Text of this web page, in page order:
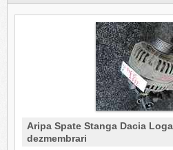
Aripa Spate Stanga Dacia
dezmembrari